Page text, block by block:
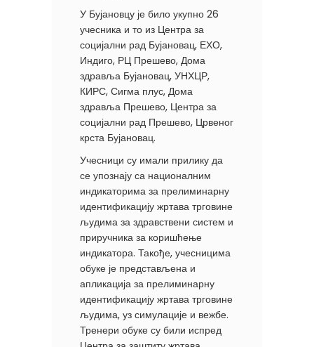
У Бујановцу је било укупно 26
учесника и то из Центра за
социјални рад Бујановац, ЕХО,
Индиго, РЦ Прешево, Дома
здравља Бујановац, УНХЦР,
КИРС, Сигма плус, Дома
здравља Прешево, Центра за
социјални рад Прешево, Црвеног
крста Бујановац.
Учесници су имали прилику да
се упознају са националним
индикаторима за прелиминарну
идентификацију жртава трговине
људима за здравствени систем и
приручника за коришћење
индикатора. Такође, учесницима
обуке је представљена и
апликација за прелиминарну
идентификацију жртава трговине
људима, уз симулације и вежбе.
Тренери обуке су били испред